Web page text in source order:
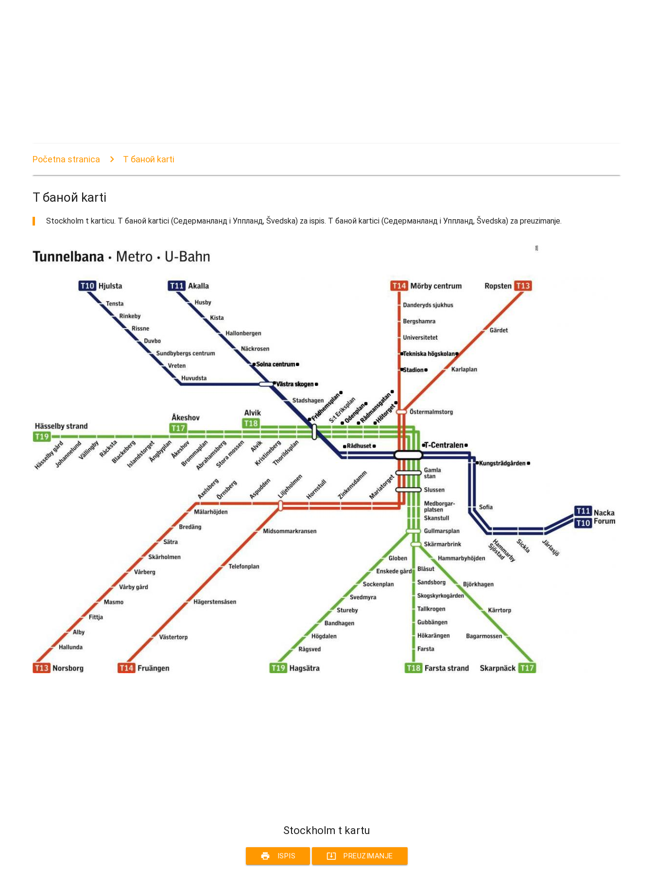
Početna stranica T баной karti
T баной karti
Stockholm t karticu. T баной kartici (Седерманланд i Уппланд, Švedska) za ispis. T баной kartici (Седерманланд i Уппланд, Švedska) za preuzimanje.
Stockholm t kartu
print ISPIS system_update_alt PREUZIMANJE